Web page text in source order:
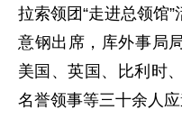
拉索领团“走进总领馆
意钢出席，库外事局
美国、英国、比利时
名誉领事等三十余人应